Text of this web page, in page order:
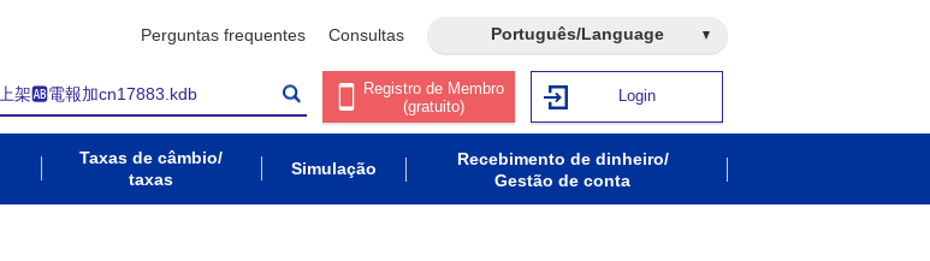
Perguntas frequentes Consultas Português/Language
Registro de Membro
(gratuito)
Login
Taxas de câmbio/
taxas
Simulação
Recebimento de dinheiro/
Gestão de conta